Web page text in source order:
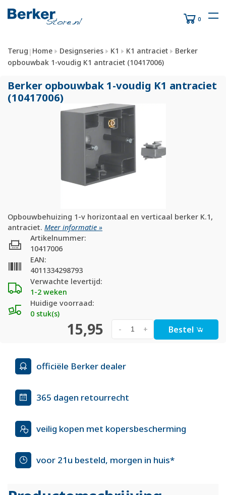
0
Terug | Home Designseries K1 K1 antraciet
Berker
opbouwbak 1-voudig K1 antraciet (10417006)
Berker opbouwbak 1-voudig K1 antraciet
(10417006)
Opbouwbehuizing 1-v horizontaal en verticaal berker K.1,
antraciet. Meer informatie »
Verwachte levertijd:
1-2 weken
Huidige voorraad:
0 stuk(s)
Artikelnummer:
10417006
EAN:
4011334298793
15,95 +
- Bestel
officiële Berker dealer
365 dagen retourrecht
veilig kopen met kopersbescherming
voor 21u besteld, morgen in huis*